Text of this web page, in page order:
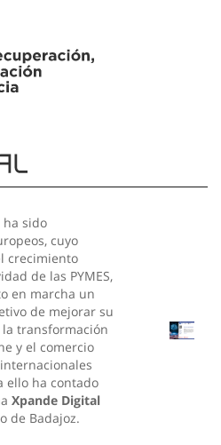
ha sido
cuyo
crecimiento
de las PYMES,
en marcha un
de mejorar su
transformación
y el comercio
ello ha contado
Xpande Digital
de Badajoz.